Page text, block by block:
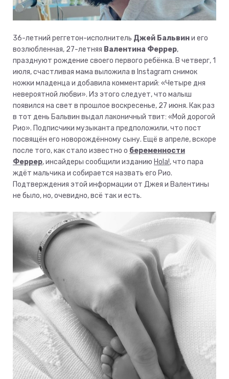
36-летний реггетон-исполнитель Джей Бальвини его
возлюбленная, 27-летняя Валентина Феррер,
празднуют рождение своего первого ребёнка. В четверг, 1
июля, счастливая мама выложила в Instagram снимок
ножки младенца и добавила комментарий: «Четыре дня
невероятной любви». Из этого следует, что малыш
появился на свет в прошлое воскресенье, 27 июня. Как раз
в тот день Бальвин выдал лаконичный твит: «Мой дорогой
Рио». Подписчики музыканта предположили, что пост
посвящён его новорождённому сыну. Ещё в апреле, вскоре
после того, как стало известно о беременности
Феррер, инсайдеры сообщили изданию Hola!, что пара
ждёт мальчика и собирается назвать его Рио.
Подтверждения этой информации от Джея и Валентины
не было, но, очевидно, всё так и есть.